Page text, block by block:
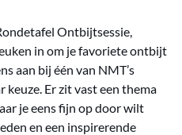
Ontbijtsessie,
in om je favoriete ontbijt
aan bij één van NMT’s
Er zit vast een thema
je eens fijn op door wilt
en een inspirerende